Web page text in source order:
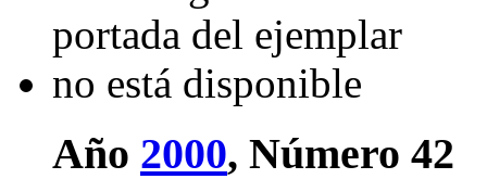
Año 2000, Número 42